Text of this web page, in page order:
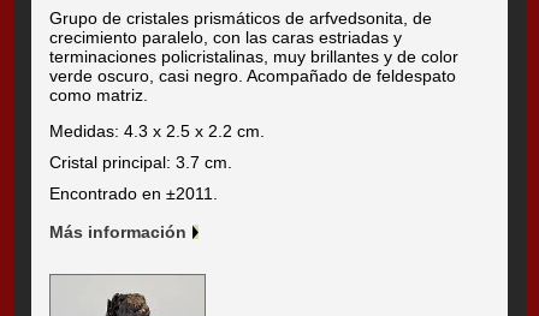
Grupo de cristales prismáticos de arfvedsonita, de
crecimiento paralelo, con las caras estriadas y
terminaciones policristalinas, muy brillantes y de color
verde oscuro, casi negro. Acompañado de feldespato
como matriz.
Medidas: 4.3 x 2.5 x 2.2 cm.
Cristal principal: 3.7 cm.
Encontrado en ±2011.
Más información